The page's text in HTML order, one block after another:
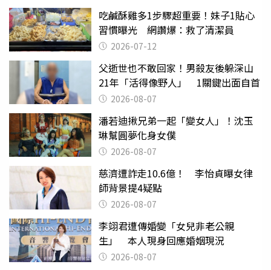
吃鹹酥雞多1步驟超重要！妹子1貼心
習慣曝光 網讚爆：救了清潔員
2026-07-12
父逝世也不敢回家！男殺友後躲深山
21年「活得像野人」 1關鍵出面自首
2026-08-07
潘若迪揪兄弟一起「變女人」！沈玉
琳幫圓夢化身女僕
2026-08-07
慈濟遭詐走10.6億！ 李怡貞曝女律
師背景提4疑點
2026-08-07
李翊君遭傳婚變「女兒非老公親
生」 本人現身回應婚姻現況
2026-08-07